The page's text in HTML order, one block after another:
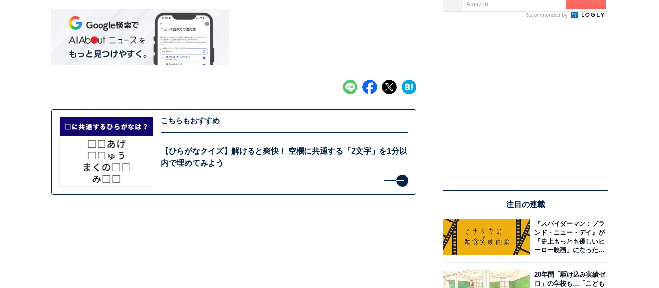
こちらもおすすめ
【ひらがなクイズ】解けると爽快！ 空欄に共通する「2文字」を1分以
内で埋めてみよう
Amazon
Recommended by
注目の連載
『スパイダーマン：ブラ
ンド・ニュー・デイ』が
「史上もっとも優しいヒ
ーロー映画」になった理
20年間「駆け込み実績ゼ
ロ」の学校も…「こども